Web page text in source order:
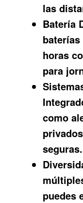
las
Batería
horas
para
como
seguras.
puedes